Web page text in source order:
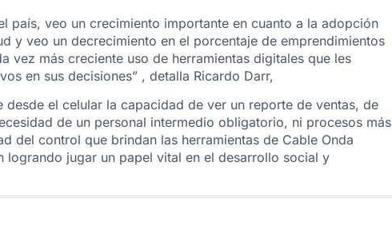
país, veo un crecimiento importante en cuanto a la adopción
y veo un decrecimiento en el porcentaje de emprendimientos
vez más creciente uso de herramientas digitales que les
en sus decisiones” , detalla Ricardo Darr,
el celular la capacidad de ver un reporte de ventas, de
de un personal intermedio obligatorio, ni procesos más
del control que brindan las herramientas de Cable Onda
logrando jugar un papel vital en el desarrollo social y